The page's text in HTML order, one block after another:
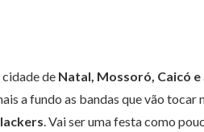
cidade de Natal, Mossoró, Caicó e
a fundo as bandas que vão tocar
. Vai ser uma festa como